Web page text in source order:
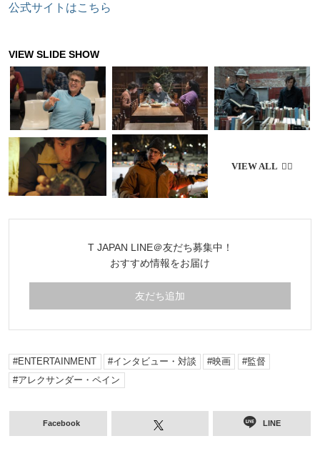
公式サイトはこちら
T JAPAN LINE＠友だち募集中！
おすすめ情報をお届け
友だち追加
ENTERTAINMENT インタビュー・対談 映画
監督
アレクサンダー・ペイン
Facebook LINE